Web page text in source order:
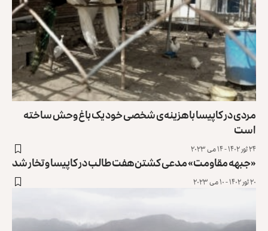
مردی در کاپیسا با هزینه‌ی شخصی خود یک باغ‌ وحش ساخته
است
۲۴ ثور ۱۴۰۲ - ۱۴ می ۲۰۲۳
«جبهه مقاومت» مدعی کشتن هفت طالب در کاپیسا و تخار شد
۲۰ ثور ۱۴۰۲ - ۱۰ می ۲۰۲۳